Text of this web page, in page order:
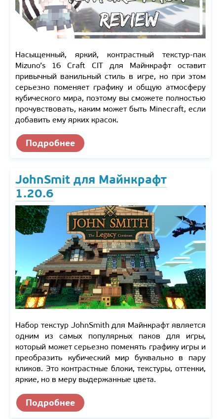
Насыщенный, яркий, контрастный текстур-пак
Mizuno’s 16 Craft CIT для Майнкрафт оставит
привычный ванильный стиль в игре, но при этом
серьезно поменяет графику и общую атмосферу
кубического мира, поэтому вы сможете полностью
прочувствовать, каким может быть Minecraft, если
добавить ему ярких красок.
Подробнее
JohnSmit для Майнкрафт
1.20.6
Набор текстур JohnSmith для Майнкрафт является
одним из самых популярных паков для игры,
который может серьезно поменять графику игры и
преобразить кубический мир буквально в пару
кликов. Это контрастные блоки, текстуры, оттенки,
яркие, но в меру выдержанные цвета.
Подробнее